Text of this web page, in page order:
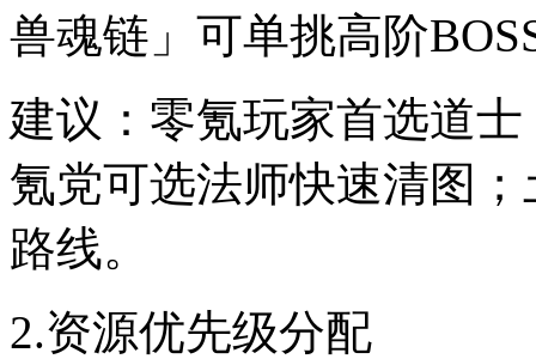
兽魂链」可单挑高阶
建议：零氪玩家首选道
氪党可选法师快速清图
路线。
2.资源优先级分配